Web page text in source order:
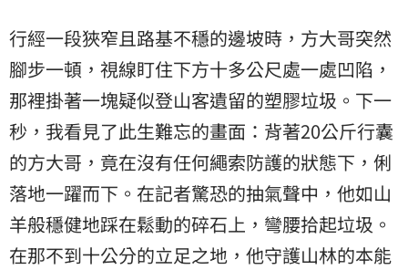
行經一段狹窄且路基不穩的邊坡時，方大哥突然
腳步一頓，視線盯住下方十多公尺處一處凹陷，
那裡掛著一塊疑似登山客遺留的塑膠垃圾。下一
秒，我看見了此生難忘的畫面：背著20公斤行囊
的方大哥，竟在沒有任何繩索防護的狀態下，俐
落地一躍而下。在記者驚恐的抽氣聲中，他如山
羊般穩健地踩在鬆動的碎石上，彎腰拾起垃圾。
在那不到十公分的立足之地，他守護山林的本能